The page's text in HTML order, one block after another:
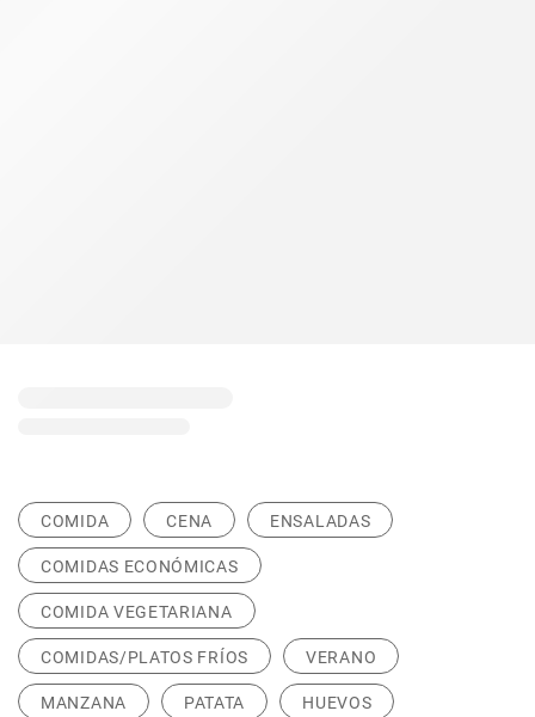
COMIDA CENA ENSALADAS
COMIDAS ECONÓMICAS
COMIDA VEGETARIANA
COMIDAS/PLATOS FRÍOS VERANO
MANZANA PATATA HUEVOS